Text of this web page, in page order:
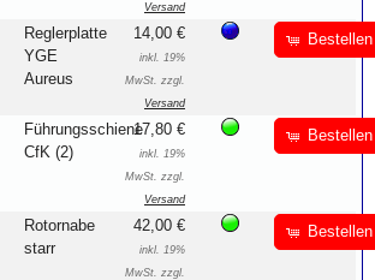
Versand
Reglerplatte
YGE
Aureus
14,00 €
inkl. 19%
MwSt. zzgl.
Versand
Bestellen
Führungsschiene
CfK (2)
17,80 €
inkl. 19%
MwSt. zzgl.
Versand
Bestellen
Rotornabe
starr
42,00 €
inkl. 19%
MwSt. zzgl.
Bestellen